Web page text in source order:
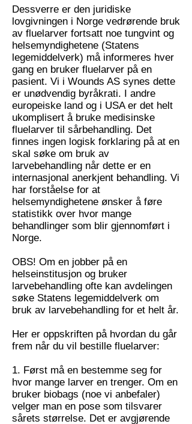
Dessverre er den juridiske
lovgivningen i Norge vedrørende bruk
av fluelarver fortsatt noe tungvint og
helsemyndighetene (Statens
legemiddelverk) må informeres hver
gang en bruker fluelarver på en
pasient. Vi i Wounds AS synes dette
er unødvendig byråkrati. I andre
europeiske land og i USA er det helt
ukomplisert å bruke medisinske
fluelarver til sårbehandling. Det
finnes ingen logisk forklaring på at en
skal søke om bruk av
larvebehandling når dette er en
internasjonal anerkjent behandling. Vi
har forståelse for at
helsemyndighetene ønsker å føre
statistikk over hvor mange
behandlinger som blir gjennomført i
Norge.
OBS! Om en jobber på en
helseinstitusjon og bruker
larvebehandling ofte kan avdelingen
søke Statens legemiddelverk om
bruk av larvebehandling for et helt år.
Her er oppskriften på hvordan du går
frem når du vil bestille fluelarver:
1. Først må en bestemme seg for
hvor mange larver en trenger. Om en
bruker biobags (noe vi anbefaler)
velger man en pose som tilsvarer
sårets størrelse. Det er avgjørende